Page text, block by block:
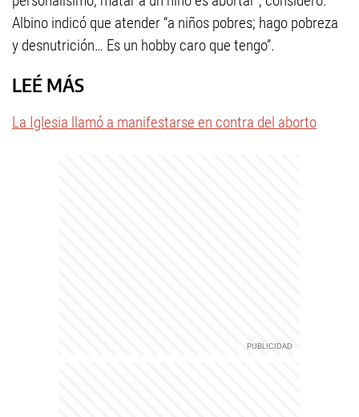
Albino indicó que atender “a niños pobres; hago pobreza
y desnutrición… Es un hobby caro que tengo”.
LEÉ MÁS
La Iglesia llamó a manifestarse en contra del aborto